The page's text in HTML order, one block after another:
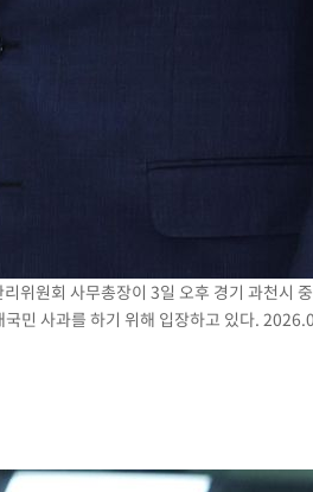
위원회 사무총장이 3일 오후 경기 과천시
민 사과를 하기 위해 입장하고 있다.